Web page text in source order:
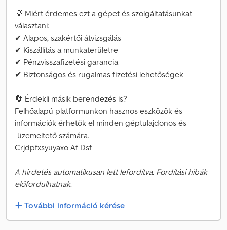
💡 Miért érdemes ezt a gépet és szolgáltatásunkat
választani:
✔ Alapos, szakértői átvizsgálás
✔ Kiszállítás a munkaterületre
✔ Pénzvisszafizetési garancia
✔ Biztonságos és rugalmas fizetési lehetőségek
🔄 Érdekli másik berendezés is?
Felhőalapú platformunkon hasznos eszközök és
információk érhetők el minden géptulajdonos és
-üzemeltető számára.
Crjdpfxsyuyaxo Af Dsf
A hirdetés automatikusan lett lefordítva. Fordítási hibák
előfordulhatnak.
További információ kérése